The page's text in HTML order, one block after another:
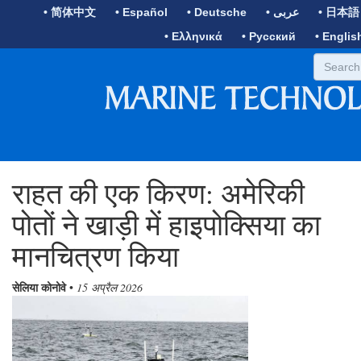
• 简体中文 • Español • Deutsche • عربى
• 日本語
• Ελληνικά
• Русский •
राहत की एक किरण: अमेरिकी
पोतों ने खाड़ी में हाइपोक्सिया का
मानचित्रण किया
सेलिया कोनोवे• 15 अप्रैल 2026